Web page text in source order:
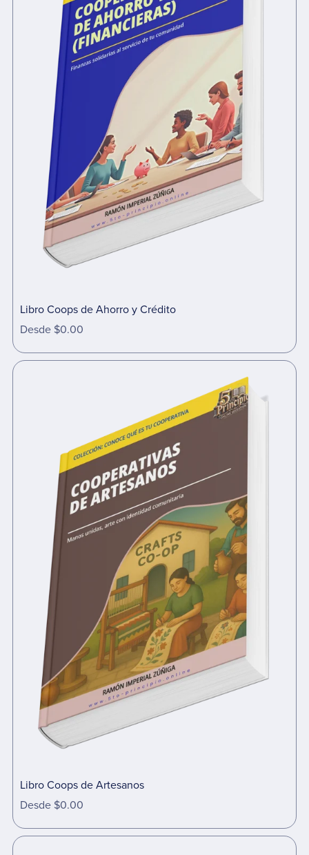
Libro Coops de Ahorro y Crédito
Desde $0.00
Libro Coops de Artesanos
Desde $0.00